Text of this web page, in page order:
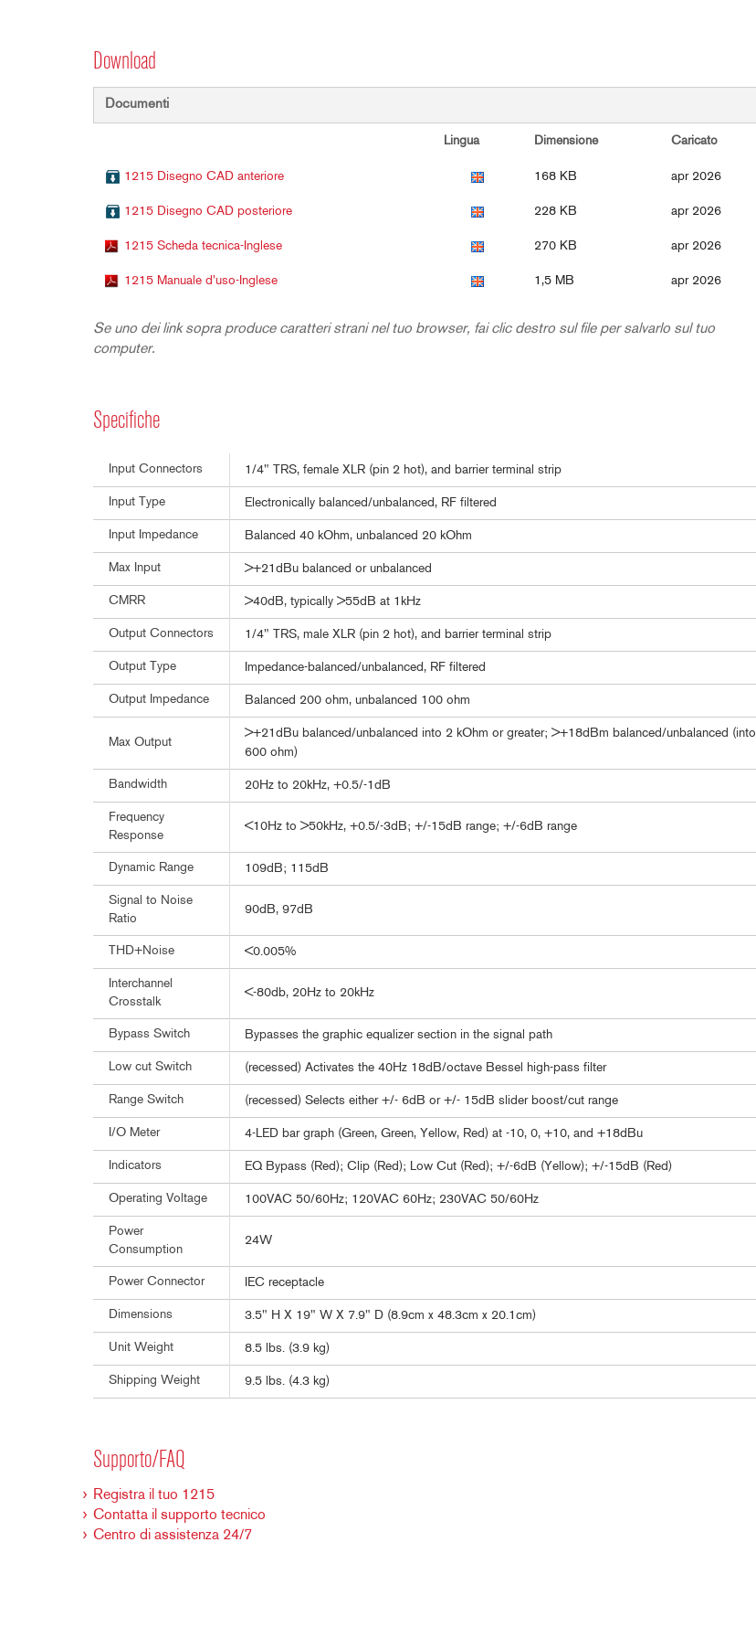
Download
Documenti
Lingua Dimensione Caricato
1215 Disegno CAD anteriore 168 KB apr 2026
1215 Disegno CAD posteriore 228 KB apr 2026
1215 Scheda tecnica-Inglese 270 KB apr 2026
1215 Manuale d'uso-Inglese 1,5 MB apr 2026
Se uno dei link sopra produce caratteri strani nel tuo browser, fai clic destro sul file per salvarlo sul tuo
computer.
Specifiche
Input Connectors 1/4" TRS, female XLR (pin 2 hot), and barrier terminal strip
Input Type Electronically balanced/unbalanced, RF filtered
Input Impedance Balanced 40 kOhm, unbalanced 20 kOhm
Max Input >+21dBu balanced or unbalanced
CMRR >40dB, typically >55dB at 1kHz
Output Connectors 1/4" TRS, male XLR (pin 2 hot), and barrier terminal strip
Output Type Impedance-balanced/unbalanced, RF filtered
Output Impedance Balanced 200 ohm, unbalanced 100 ohm
Max Output
>+21dBu balanced/unbalanced into 2 kOhm or greater; >+18dBm balanced/unbalanced (into
600 ohm)
Bandwidth 20Hz to 20kHz, +0.5/-1dB
Frequency
Response
<10Hz to >50kHz, +0.5/-3dB; +/-15dB range; +/-6dB range
Dynamic Range 109dB; 115dB
Signal to Noise
Ratio
90dB, 97dB
THD+Noise <0.005%
Interchannel
Crosstalk
<-80db, 20Hz to 20kHz
Bypass Switch Bypasses the graphic equalizer section in the signal path
Low cut Switch (recessed) Activates the 40Hz 18dB/octave Bessel high-pass filter
Range Switch (recessed) Selects either +/- 6dB or +/- 15dB slider boost/cut range
I/O Meter 4-LED bar graph (Green, Green, Yellow, Red) at -10, 0, +10, and +18dBu
Indicators EQ Bypass (Red); Clip (Red); Low Cut (Red); +/-6dB (Yellow); +/-15dB (Red)
Operating Voltage 100VAC 50/60Hz; 120VAC 60Hz; 230VAC 50/60Hz
Power
Consumption
24W
Power Connector IEC receptacle
Dimensions 3.5" H X 19" W X 7.9" D (8.9cm x 48.3cm x 20.1cm)
Unit Weight 8.5 lbs. (3.9 kg)
Shipping Weight 9.5 lbs. (4.3 kg)
Supporto/FAQ
Registra il tuo 1215
Contatta il supporto tecnico
Centro di assistenza 24/7